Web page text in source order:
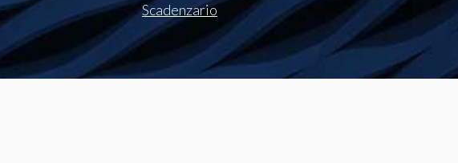
Scadenzario